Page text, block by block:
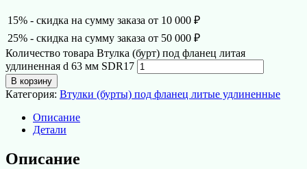
15% - скидка на сумму заказа от 10 000 ₽
25% - скидка на сумму заказа от 50 000 ₽
Количество товара Втулка (бурт) под фланец литая
удлиненная d 63 мм SDR17
В корзину
Категория: Втулки (бурты) под фланец литые удлиненные
Описание
Детали
Описание